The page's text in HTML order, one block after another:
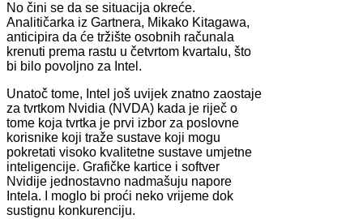
No čini se da se situacija okreće.
Analitičarka iz Gartnera, Mikako Kitagawa,
anticipira da će tržište osobnih računala
krenuti prema rastu u četvrtom kvartalu, što
bi bilo povoljno za Intel.
Unatoč tome, Intel još uvijek znatno zaostaje
za tvrtkom Nvidia (NVDA) kada je riječ o
tome koja tvrtka je prvi izbor za poslovne
korisnike koji traže sustave koji mogu
pokretati visoko kvalitetne sustave umjetne
inteligencije. Grafičke kartice i softver
Nvidije jednostavno nadmašuju napore
Intela. I moglo bi proći neko vrijeme dok
sustignu konkurenciju.